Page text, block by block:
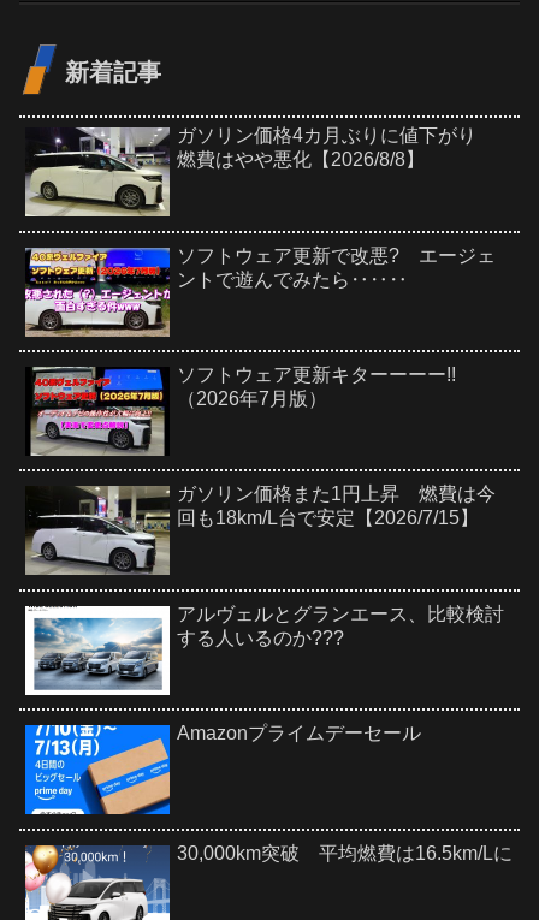
新着記事
ガソリン価格4カ月ぶりに値下がり
燃費はやや悪化【2026/8/8】
ソフトウェア更新で改悪? エージェ
ントで遊んでみたら‥‥‥
ソフトウェア更新キターーーー!!
（2026年7月版）
ガソリン価格また1円上昇 燃費は今
回も18km/L台で安定【2026/7/15】
アルヴェルとグランエース、比較検討
する人いるのか???
Amazonプライムデーセール
30,000km突破 平均燃費は16.5km/Lに